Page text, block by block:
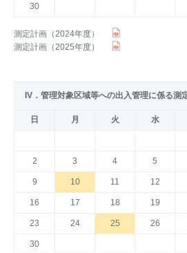
30
測定計画（2024年度）
測定計画（2025年度）
IV．管理対象区域等への出入管理に係る測
日 月 火 水
2 3 4 5
9 10 11 12
16 17 18 19
23 24 25 26
30